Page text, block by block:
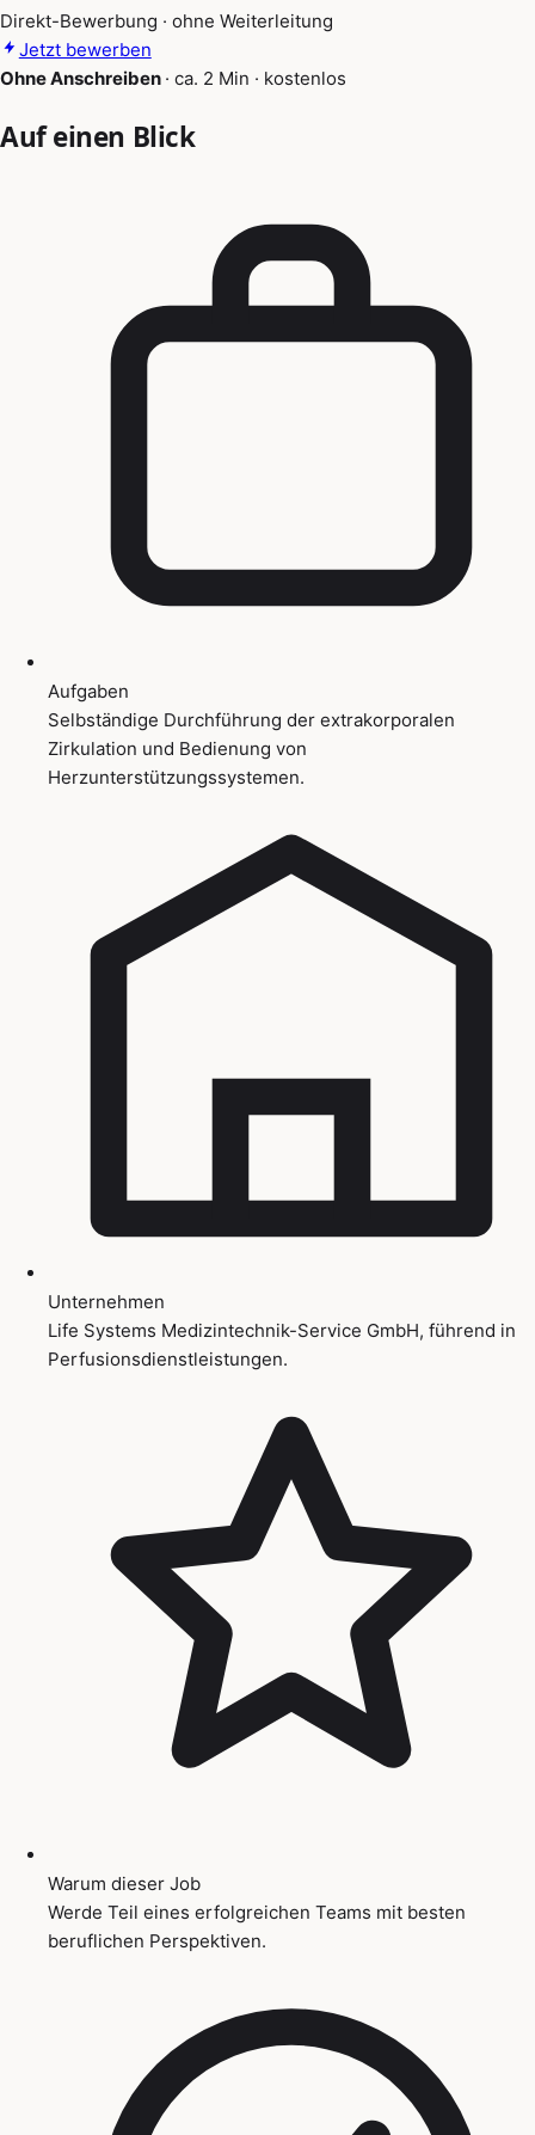
Direkt-Bewerbung · ohne Weiterleitung
Jetzt bewerben
Ohne Anschreiben · ca. 2 Min · kostenlos
Auf einen Blick
Aufgaben
Selbständige Durchführung der extrakorporalen
Zirkulation und Bedienung von
Herzunterstützungssystemen.
Unternehmen
Life Systems Medizintechnik-Service GmbH, führend in
Perfusionsdienstleistungen.
Warum dieser Job
Werde Teil eines erfolgreichen Teams mit besten
beruflichen Perspektiven.